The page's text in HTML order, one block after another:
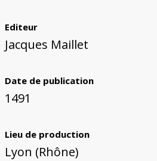
Editeur
Jacques Maillet
Date de publication
1491
Lieu de production
Lyon (Rhône)